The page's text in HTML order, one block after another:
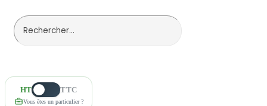
HT TTC
Vous êtes un particulier ?